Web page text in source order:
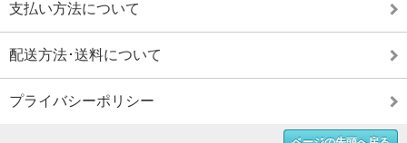
支払い方法について
配送方法･送料について
プライバシーポリシー